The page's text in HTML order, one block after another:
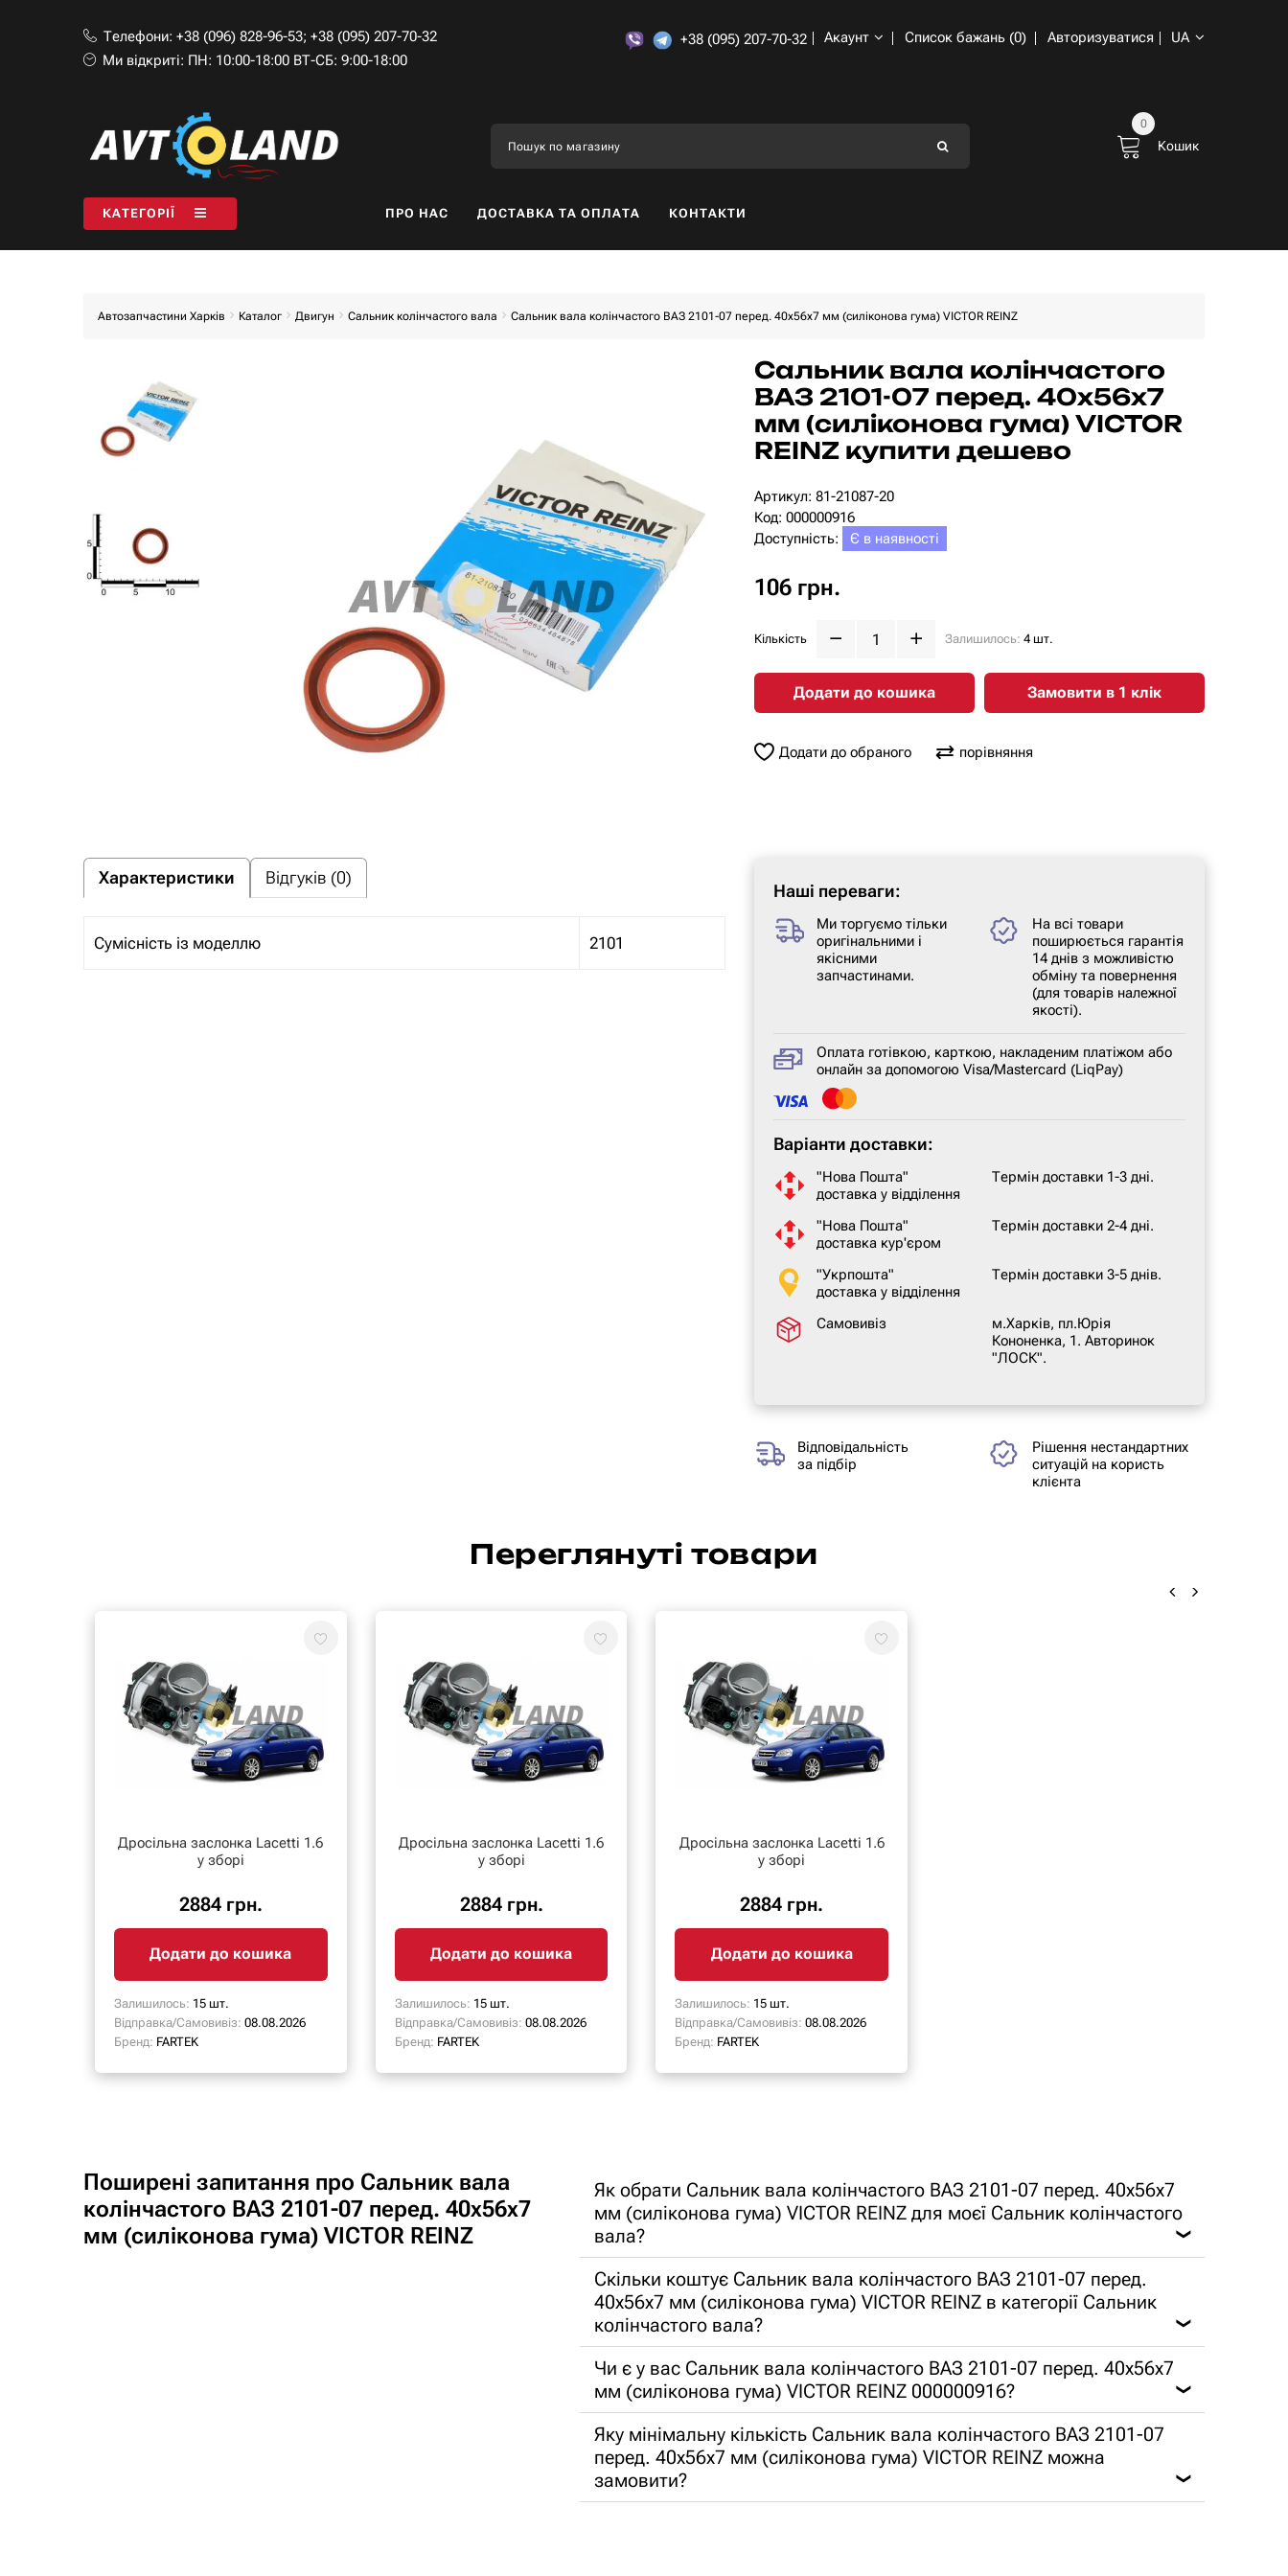
Телефони: +38 (096) 828-96-53; +38 (095) 207-70-32
Ми відкриті: ПН: 10:00-18:00 ВТ-СБ: 9:00-18:00
+38 (095) 207-70-32 Акаунт Список бажань (0) Авторизуватися UA
Кошик
0
КАТЕГОРІЇ ПРО НАС ДОСТАВКА ТА ОПЛАТА КОНТАКТИ
Автозапчастини Харків Каталог Двигун Сальник колінчастого вала Сальник вала колінчастого ВАЗ 2101-07 перед. 40x56x7 мм (силіконова гума) VICTOR REINZ
Сальник вала колінчастого
ВАЗ 2101-07 перед. 40x56x7
мм (силіконова гума) VICTOR
REINZ купити дешево
Артикул: 81-21087-20
Код: 000000916
Доступність:
Є в наявності
106 грн.
Кількість Залишилось: 4 шт.
Додати до кошика Замовити в 1 клiк
Додати до обраного порівняння
Характеристики Відгуків (0)
Сумісність із моделлю 2101
Наші переваги:
Ми торгуємо тільки
оригінальними і
якісними
запчастинами.
На всі товари
поширюється гарантія
14 днів з можливістю
обміну та повернення
(для товарів належної
якості).
Оплата готівкою, карткою, накладеним платіжом або
онлайн за допомогою Visa/Mastercard (LiqPay)
Варіанти доставки:
"Нова Пошта"
доставка у відділення
Термін доставки 1-3 дні.
"Нова Пошта"
доставка кур'єром
Термін доставки 2-4 дні.
"Укрпошта"
доставка у відділення
Термін доставки 3-5 днів.
Самовивіз
м.Харків, пл.Юрія
Кононенка, 1. Авторинок
"ЛОСК".
Відповідальність
за підбір
Рішення нестандартних
ситуацій на користь
клієнта
Переглянуті товари
Дросільна заслонка Lacetti 1.6
у зборі
2884 грн.
Додати до кошика
Залишилось: 15 шт.
Відправка/Самовивіз: 08.08.2026
Бренд: FARTEK
Дросільна заслонка Lacetti 1.6
у зборі
2884 грн.
Додати до кошика
Залишилось: 15 шт.
Відправка/Самовивіз: 08.08.2026
Бренд: FARTEK
Дросільна заслонка Lacetti 1.6
у зборі
2884 грн.
Додати до кошика
Залишилось: 15 шт.
Відправка/Самовивіз: 08.08.2026
Бренд: FARTEK
Поширені запитання про Сальник вала
колінчастого ВАЗ 2101-07 перед. 40x56x7
мм (силіконова гума) VICTOR REINZ
Як обрати Сальник вала колінчастого ВАЗ 2101-07 перед. 40x56x7
мм (силіконова гума) VICTOR REINZ для моєї Сальник колінчастого
вала?
❯
Скільки коштує Сальник вала колінчастого ВАЗ 2101-07 перед.
40x56x7 мм (силіконова гума) VICTOR REINZ в категорії Сальник
колінчастого вала?
❯
Чи є у вас Сальник вала колінчастого ВАЗ 2101-07 перед. 40x56x7
мм (силіконова гума) VICTOR REINZ 000000916?
❯
Яку мінімальну кількість Сальник вала колінчастого ВАЗ 2101-07
перед. 40x56x7 мм (силіконова гума) VICTOR REINZ можна
замовити?
❯